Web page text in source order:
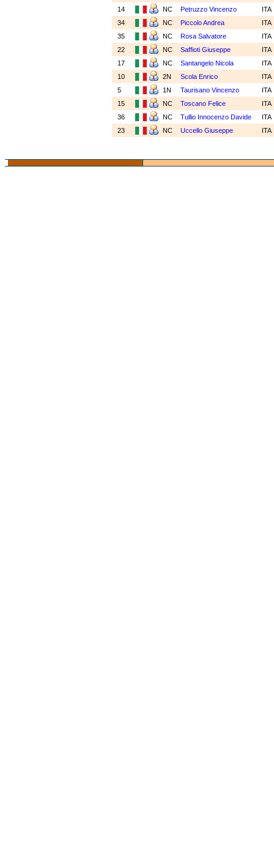
14
NC Petruzzo Vincenzo
ITA
34
NC Piccolo Andrea
ITA
35
NC Rosa Salvatore
ITA
22
NC Saffioti Giuseppe
ITA
17
NC Santangelo Nicola
ITA
10
2N Scola Enrico
ITA
5
1N Taurisano Vincenzo
ITA
15
NC Toscano Felice
ITA
36
NC Tullio Innocenzo Davide
ITA
23
NC Uccello Giuseppe ITA